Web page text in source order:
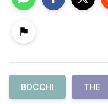
BOCCHI THE